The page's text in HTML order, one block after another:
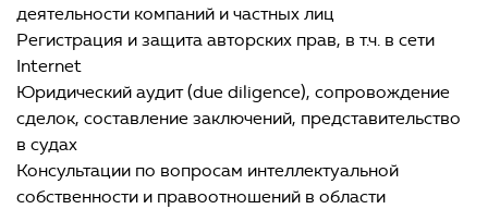
деятельности компаний и частных лиц
Регистрация и защита авторских прав, в т.ч. в сети
Internet
Юридический аудит (due diligence), сопровождение
сделок, составление заключений, представительство
в судах
Консультации по вопросам интеллектуальной
собственности и правоотношений в области